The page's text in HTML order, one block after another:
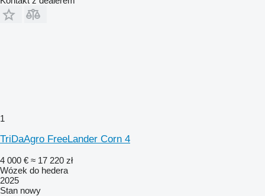
1
TriDaAgro FreeLander Corn 4
4 000 € ≈ 17 220 zł
Wózek do hedera
2025
Stan nowy